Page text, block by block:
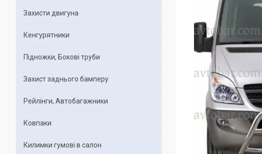
Захисти двигуна
Кенгурятники
Підножки, Бокові труби
Захист заднього бамперу
Рейлінги, Автобагажники
Ковпаки
Килимки гумові в салон